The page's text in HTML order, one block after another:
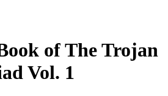
of The Trojan
Vol. 1